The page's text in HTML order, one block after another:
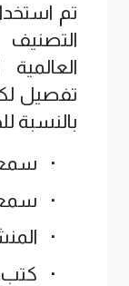
تم
تفصيل
بالنسبة
·
·
·
·